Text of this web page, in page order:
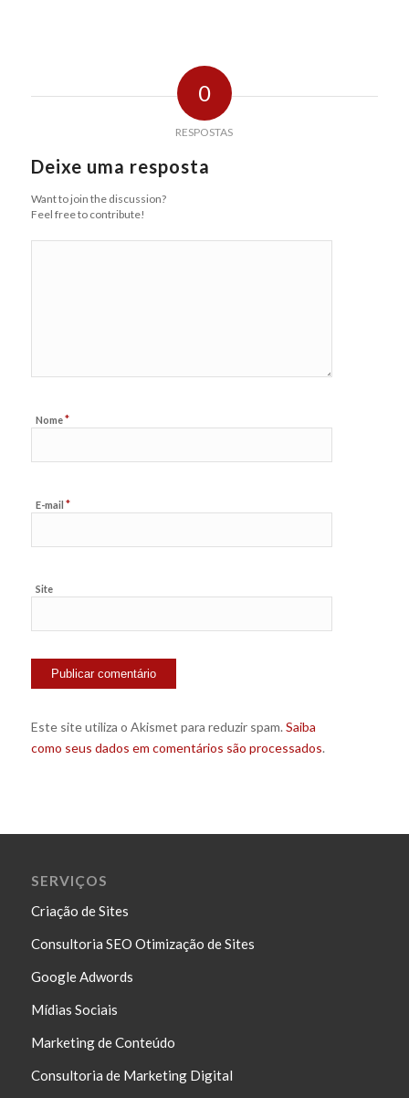
0
RESPOSTAS
Deixe uma resposta
Want to join the discussion?
Feel free to contribute!
Nome*
E-mail *
Site
Este site utiliza o Akismet para reduzir spam. Saiba
como seus dados em comentários são processados.
SERVIÇOS
Criação de Sites
Consultoria SEO Otimização de Sites
Google Adwords
Mídias Sociais
Marketing de Conteúdo
Consultoria de Marketing Digital